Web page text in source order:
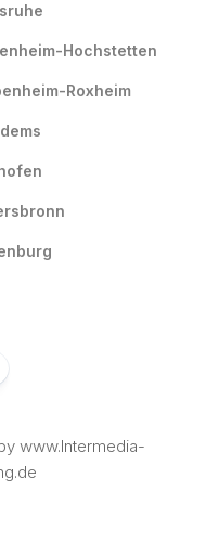
Hochstetten
Roxheim
www.Intermedia-